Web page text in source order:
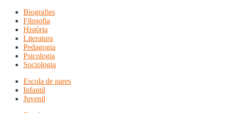
Biografies
Filosofia
Història
Literatura
Pedagogia
Psicologia
Sociologia
Escola de pares
Infantil
Juvenil